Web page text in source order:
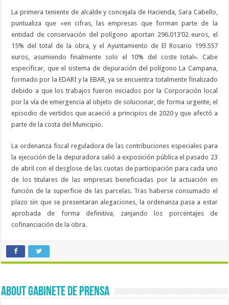
La primera teniente de alcalde y concejala de Hacienda, Sara Cabello,
puntualiza que «en cifras, las empresas que forman parte de la
entidad de conservación del polígono aportan 296.013’02 euros, el
15% del total de la obra, y el Ayuntamiento de El Rosario 199.557
euros, asumiendo finalmente solo el 10% del coste total». Cabe
especificar, que el sistema de depuración del polígono La Campana,
formado por la EDARI y la EBAR, ya se encuentra totalmente finalizado
debido a que los trabajos fueron iniciados por la Corporación local
por la vía de emergencia al objeto de solucionar, de forma urgente, el
episodio de vertidos que acaeció a principios de 2020 y que afectó a
parte de la costa del Municipio.
La ordenanza fiscal reguladora de las contribuciones especiales para
la ejecución de la depuradora salió a exposición pública el pasado 23
de abril con el desglose de las cuotas de participación para cada uno
de los titulares de las empresas beneficiadas por la actuación en
función de la superficie de las parcelas. Tras haberse consumado el
plazo sin que se presentaran alegaciones, la ordenanza pasa a estar
aprobada de forma definitiva, zanjando los porcentajes de
cofinanciación de la obra.
About Gabinete de Prensa